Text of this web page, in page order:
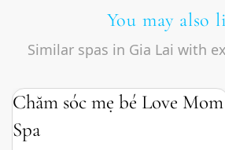
You may also
Similar spas in Gia Lai with
Chăm sóc mẹ bé Love Mom
Spa